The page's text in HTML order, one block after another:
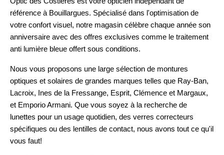
référence à Bouillargues. Spécialisé dans l'optimisation de
votre confort visuel, notre magasin célèbre chaque année son
anniversaire avec des offres exclusives comme le traitement
anti lumière bleue offert sous conditions.
Nous vous proposons une large sélection de montures
optiques et solaires de grandes marques telles que Ray-Ban,
Lacroix, Ines de la Fressange, Esprit, Clémence et Margaux,
et Emporio Armani. Que vous soyez à la recherche de
lunettes pour un usage quotidien, des verres correcteurs
spécifiques ou des lentilles de contact, nous avons tout ce qu'il
vous faut!